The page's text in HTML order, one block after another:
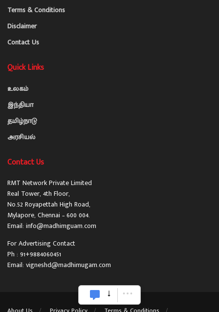
Terms & Conditions
Disclaimer
Contact Us
Quick Links
உலகம்
இந்தியா
தமிழ்நாடு
அரசியல்
Contact Us
RMT Network Private Limited
Real Tower, 4th Floor,
No.52 Royapettah High Road,
Mylapore, Chennai – 600 004.
Email: info@madhimguam.com
For Advertising Contact
Ph : 91+9884060451
Email: vigneshd@madhimugam.com